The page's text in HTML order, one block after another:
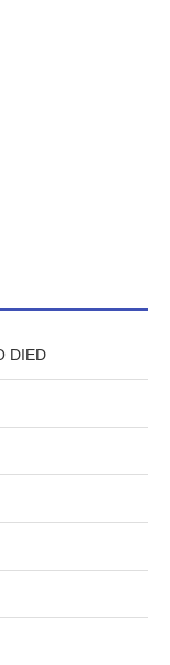
DIED